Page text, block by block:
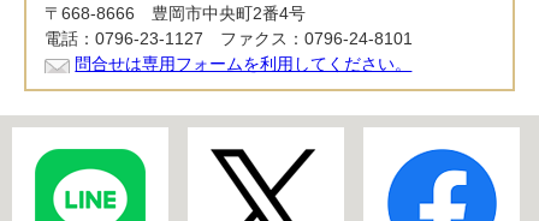
〒668-8666 豊岡市中央町2番4号
電話：0796-23-1127 ファクス：0796-24-8101
問合せは専用フォームを利用してください。